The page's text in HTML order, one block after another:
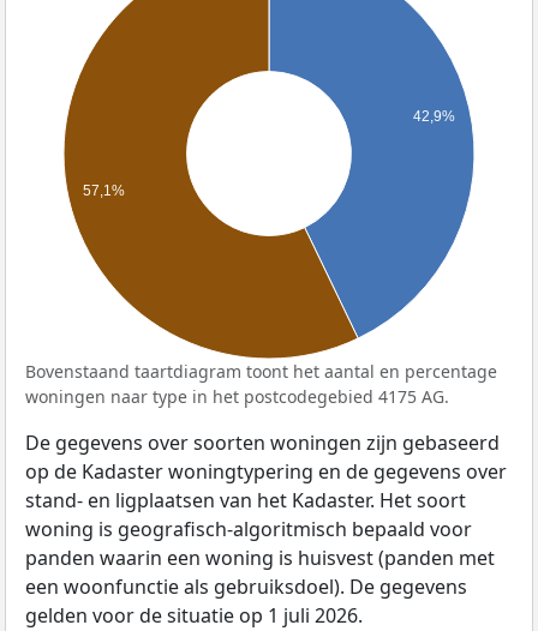
42,9%
57,1%
Bovenstaand taartdiagram toont het aantal en percentage
woningen naar type in het postcodegebied 4175 AG.
De gegevens over soorten woningen zijn gebaseerd
op de Kadaster woningtypering en de gegevens over
stand- en ligplaatsen van het Kadaster. Het soort
woning is geografisch-algoritmisch bepaald voor
panden waarin een woning is huisvest (panden met
een woonfunctie als gebruiksdoel). De gegevens
gelden voor de situatie op 1 juli 2026.